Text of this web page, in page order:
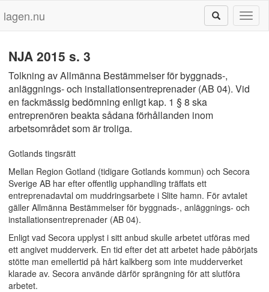
lagen.nu
NJA 2015 s. 3
Tolkning av Allmänna Bestämmelser för byggnads-,
anläggnings- och installationsentreprenader (AB 04). Vid
en fackmässig bedömning enligt kap. 1 § 8 ska
entreprenören beakta sådana förhållanden inom
arbetsområdet som är troliga.
Gotlands tingsrätt
Mellan Region Gotland (tidigare Gotlands kommun) och Secora
Sverige AB har efter offentlig upphandling träffats ett
entreprenadavtal om muddringsarbete i Slite hamn. För avtalet
gäller Allmänna Bestämmelser för byggnads-, anläggnings- och
installationsentreprenader (AB 04).
Enligt vad Secora upplyst i sitt anbud skulle arbetet utföras med
ett angivet mudderverk. En tid efter det att arbetet hade påbörjats
stötte man emellertid på hårt kalkberg som inte mudderverket
klarade av. Secora använde därför sprängning för att slutföra
arbetet.